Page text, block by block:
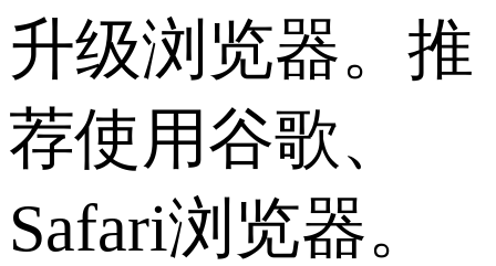
升级浏览器。推
荐使用谷歌、
Safari浏览器。